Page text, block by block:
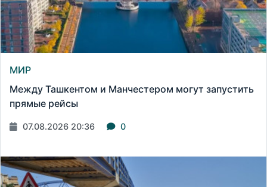
МИР
Между Ташкентом и Манчестером могут запустить
прямые рейсы
07.08.2026 20:36 0